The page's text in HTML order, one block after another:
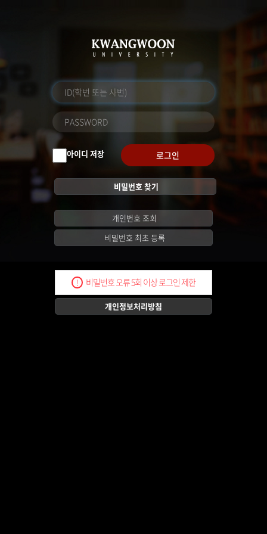
아이디 저장 로그인
비밀번호 찾기
개인번호 조회
비밀번호 최초 등록
! 비밀번호 오류 5회 이상 로그인 제한
개인정보처리방침